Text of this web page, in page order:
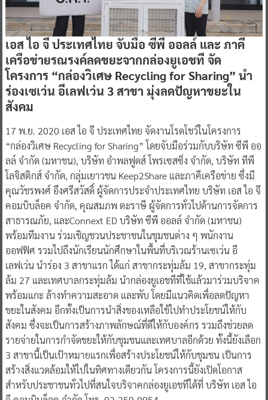
เอส ไอ จี ประเทศไทย จับมือ ซีพี ออลล์ และ ภาคี
เครือข่ายรณรงค์ลดขยะจากกล่องยูเอชที จัด
โครงการ “กล่องวิเศษ Recycling for Sharing” นำ
ร่องเซเว่น อีเลฟเว่น 3 สาขา มุ่งลดปัญหาขยะใน
สังคม
17 พ.ย. 2020 เอส ไอ จี ประเทศไทย จัดงานโรดโชว์ในโครงการ
“กล่องวิเศษ Recycling for Sharing” โดยจับมือร่วมกับบริษัท ซีพี ออ
ลล์ จำกัด (มหาชน), บริษัท อำพลฟูดส์ โพรเซสซิ่ง จำกัด, บริษัท ทีพี
โลจิสติกส์ จำกัด, กลุ่มเยาวชน Keep2Share และภาคีเครือข่าย ซึ่งมี
คุณวัชรพงศ์ อึงศรีสวัสดิ์ ผู้จัดการประจำประเทศไทย บริษัท เอส ไอ จี
คอมบิบล็อค จำกัด, คุณสมภพ ตะราษี ผู้จัดการทั่วไปด้านการจัดการ
สาธารณภัย, และConnext ED บริษัท ซีพี ออลล์ จำกัด (มหาชน)
พร้อมทีมงาน ร่วมเชิญชวนประชาชนในชุมชนต่าง ๆ พนักงาน
ออฟฟิศ รวมไปถึงนักเรียนนักศึกษาในพื้นที่บริเวณร้านเซเว่น อี
เลฟเว่น นำร่อง 3 สาขาแรก ได้แก่ สาขากระทุ่มล้ม 19, สาขากระทุ่ม
ล้ม 27 และเทศบาลกระทุ่มล้ม นำกล่องยูเอชทีที่ใช้แล้วมาร่วมบริจาค
พร้อมแกะ ล้างทำความสะอาด และพับ โดยมีแนวคิดเพื่อลดปัญหา
ขยะในสังคม อีกทั้งเป็นการนำสิ่งของเหลือใช้ไปทำประโยชน์ให้กับ
สังคม ซึ่งจะเป็นการสร้างภาพลักษณ์ที่ดีให้กับองค์กร รวมถึงช่วยลด
รายจ่ายในการกำจัดขยะให้กับชุมชนและเทศบาลอีกด้วย ทั้งนี้ยังเลือก
3 สาขานี้เป็นเป้าหมายแรกเพื่อสร้างประโยชน์ให้กับชุมชน เป็นการ
สร้างสิ่งแวดล้อมให้ไปในทิศทางเดียวกัน โครงการนี้ยังเปิดโอกาส
สำหรับประชาชนทั่วไปที่สนใจบริจาคกล่องยูเอชทีได้ที่ บริษัท เอส ไอ